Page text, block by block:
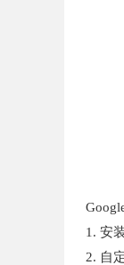
1. 安
2. 自